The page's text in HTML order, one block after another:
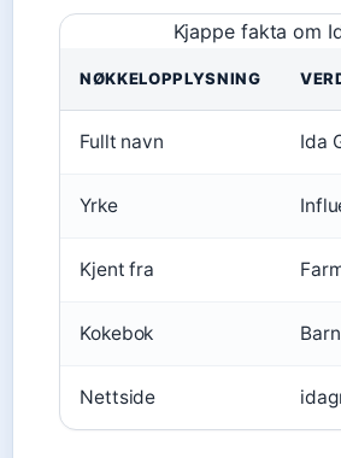
Kjappe fakta om
NØKKELOPPLYSNING
Fullt navn Ida
Yrke
Kjent fra
Kokebok
Nettside